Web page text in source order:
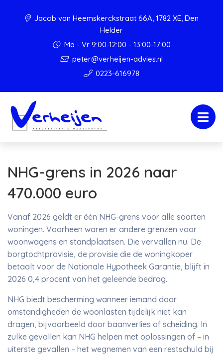
Jacob van Heemskerckstraat 66A, 1782 XE, Den
Helder
Ma - Vr 9:00-12:00 - 13:00-17:00
peter@verheijen-advies.nl
0223-616978
NHG-grens in 2026 naar
470.000 euro
Vanaf 2026 geldt er één NHG-grens voor alle soorten
woningen. Voorheen waren er andere grenzen voor
woonwagens en standplaatsen. Die vervallen nu. De
borgtochtprovisie, de provisie die de woningkoper
betaalt voor de Nationale Hypotheek Garantie, blijft in
2026 0,4 procent van het geleende bedrag.
NHG biedt bescherming wanneer iemand door
omstandigheden de woonlasten tijdelijk niet kan
dragen, bijvoorbeeld door baanverlies of scheiding. In
zulke gevallen kan NHG helpen met oplossingen of – in
uiterste gevallen – het wegnemen van een restschuld bij